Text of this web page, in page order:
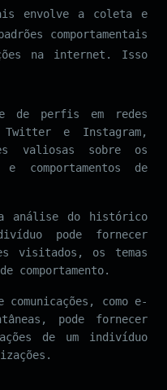
envolve a coleta e
comportamentais
na internet. Isso
de perfis em redes
Twitter e Instagram,
valiosas sobre os
comportamentos de
análise do histórico
pode fornecer
visitados, os temas
comportamento.
como e-
pode fornecer
de um indivíduo